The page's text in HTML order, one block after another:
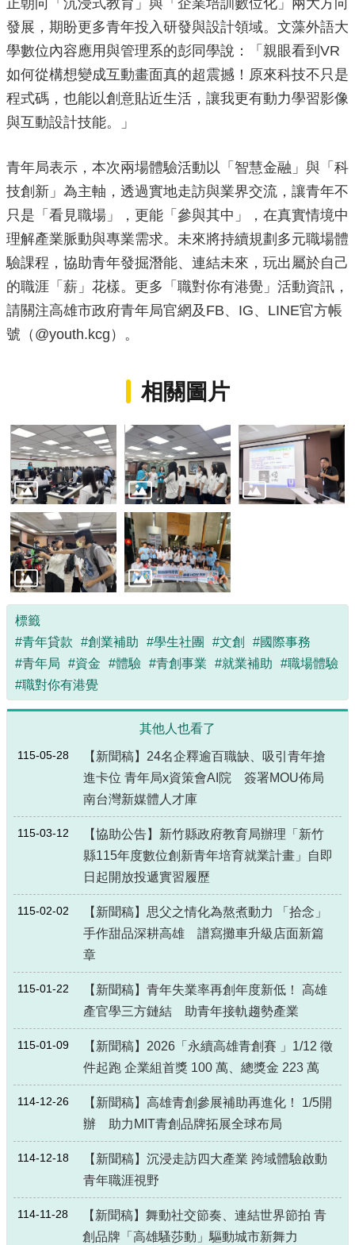
正朝向「沉浸式教育」與「企業培訓數位化」兩大方向
發展，期盼更多青年投入研發與設計領域。文藻外語大
學數位內容應用與管理系的彭同學說：「親眼看到VR
如何從構想變成互動畫面真的超震撼！原來科技不只是
程式碼，也能以創意貼近生活，讓我更有動力學習影像
與互動設計技能。」
青年局表示，本次兩場體驗活動以「智慧金融」與「科
技創新」為主軸，透過實地走訪與業界交流，讓青年不
只是「看見職場」，更能「參與其中」，在真實情境中
理解產業脈動與專業需求。未來將持續規劃多元職場體
驗課程，協助青年發掘潛能、連結未來，玩出屬於自己
的職涯「薪」花樣。更多「職對你有港覺」活動資訊，
請關注高雄市政府青年局官網及FB、IG、LINE官方帳
號（@youth.kcg）。
相關圖片
標籤
#青年貸款
#創業補助 #學生社團 #文創
#國際事務
#青年局
#資金 #體驗 #青創事業 #就業補助
#職場體驗
#職對你有港覺
其他人也看了
115-05-28
【新聞稿】24名企釋逾百職缺、吸引青年搶
進卡位 青年局x資策會AI院 簽署MOU佈局
南台灣新媒體人才庫
115-03-12
【協助公告】新竹縣政府教育局辦理「新竹
縣115年度數位創新青年培育就業計畫」自即
日起開放投遞實習履歷
115-02-02
【新聞稿】思父之情化為熬煮動力 「拾念」
手作甜品深耕高雄 譜寫攤車升級店面新篇
章
115-01-22
【新聞稿】青年失業率再創年度新低！ 高雄
產官學三方鏈結 助青年接軌趨勢產業
115-01-09
【新聞稿】2026「永續高雄青創賽 」1/12 徵
件起跑 企業組首獎 100 萬、總獎金 223 萬
114-12-26
【新聞稿】高雄青創參展補助再進化！ 1/5開
辦 助力MIT青創品牌拓展全球布局
114-12-18
【新聞稿】沉浸走訪四大產業 跨域體驗啟動
青年職涯視野
114-11-28
【新聞稿】舞動社交節奏、連結世界節拍 青
創品牌「高雄騷莎動」驅動城市新舞力